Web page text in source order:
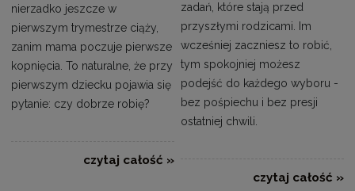
nierzadko jeszcze w
pierwszym trymestrze ciąży,
zanim mama poczuje pierwsze
kopnięcia. To naturalne, że przy
pierwszym dziecku pojawia się
pytanie: czy dobrze robię?
czytaj całość »
zadań, które stają przed
przyszłymi rodzicami. Im
wcześniej zaczniesz to robić,
tym spokojniej możesz
podejść do każdego wyboru -
bez pośpiechu i bez presji
ostatniej chwili.
czytaj całość »